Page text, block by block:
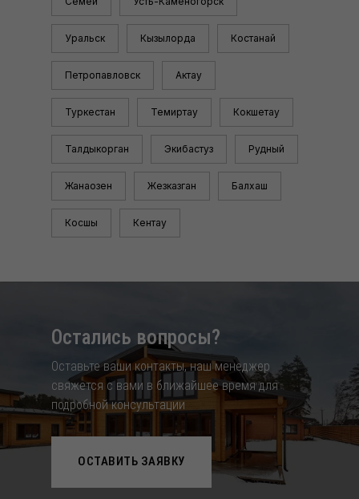
Уральск Кызылорда Костанай
Петропавловск Актау
Туркестан Темиртау Кокшетау
Талдыкорган Экибастуз Рудный
Жанаозен Жезказган Балхаш
Косшы Кентау
Остались вопросы?
Оставьте ваши контакты, наш менеджер
свяжется с вами в ближайшее время для
подробной консультации
ОСТАВИТЬ ЗАЯВКУ